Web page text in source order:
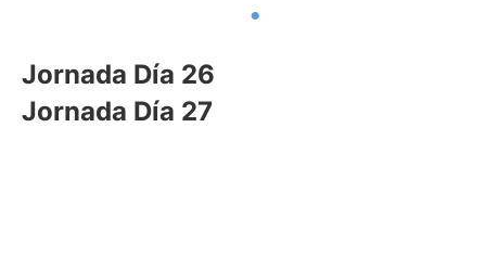
Jornada Día 26
Jornada Día 27